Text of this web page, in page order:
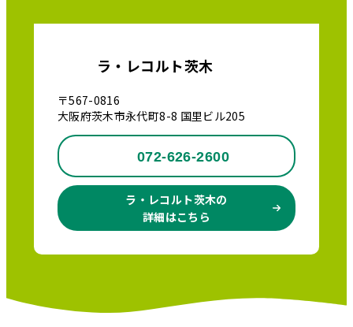
ラ・レコルト茨木
〒567-0816
大阪府茨木市永代町8-8 国里ビル205
072-626-2600
ラ・レコルト茨木の
詳細はこちら